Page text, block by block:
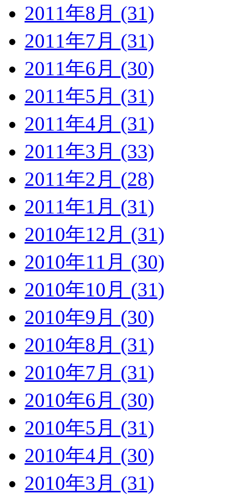
2011年8月 (31)
2011年7月 (31)
2011年6月 (30)
2011年5月 (31)
2011年4月 (31)
2011年3月 (33)
2011年2月 (28)
2011年1月 (31)
2010年12月 (31)
2010年11月 (30)
2010年10月 (31)
2010年9月 (30)
2010年8月 (31)
2010年7月 (31)
2010年6月 (30)
2010年5月 (31)
2010年4月 (30)
2010年3月 (31)